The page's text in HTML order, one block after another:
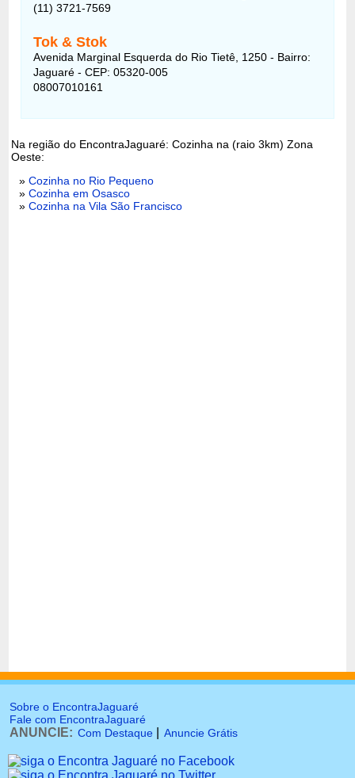
(11) 3721-7569
Tok & Stok
Avenida Marginal Esquerda do Rio Tietê, 1250 - Bairro:
Jaguaré - CEP: 05320-005
08007010161
Na região do EncontraJaguaré: Cozinha na (raio 3km) Zona
Oeste:
»Cozinha no Rio Pequeno
»Cozinha em Osasco
»Cozinha na Vila São Francisco
Sobre o EncontraJaguaré
Fale com EncontraJaguaré
ANUNCIE: Com Destaque Anuncie Grátis